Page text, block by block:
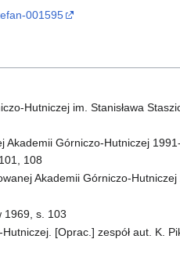
001595
Hutniczej im. Stanisława
Akademii Górniczo-Hutniczej
108
Akademii Górniczo-
1969, s. 103
[Oprac.] zespół aut. K.